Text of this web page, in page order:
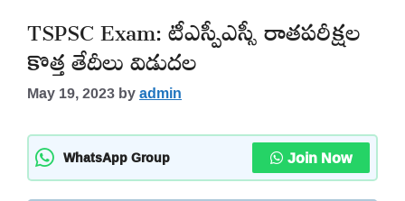
TSPSC Exam: టీఎస్పీఎస్సీ రాతపరీక్షల
కొత్త తేదీలు విడుదల
May 19, 2023byadmin
WhatsApp Group Join Now